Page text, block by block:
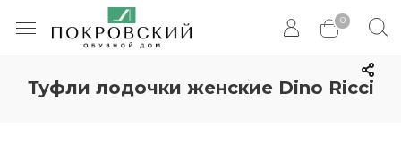
0
Туфли лодочки женские Dino Ricci